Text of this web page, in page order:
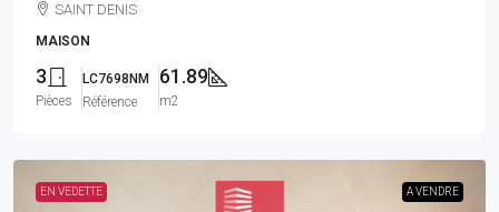
SAINT DENIS
MAISON
3
Pièces
LC7698NM
Référence
61.89
m2
EN VEDETTE A VENDRE